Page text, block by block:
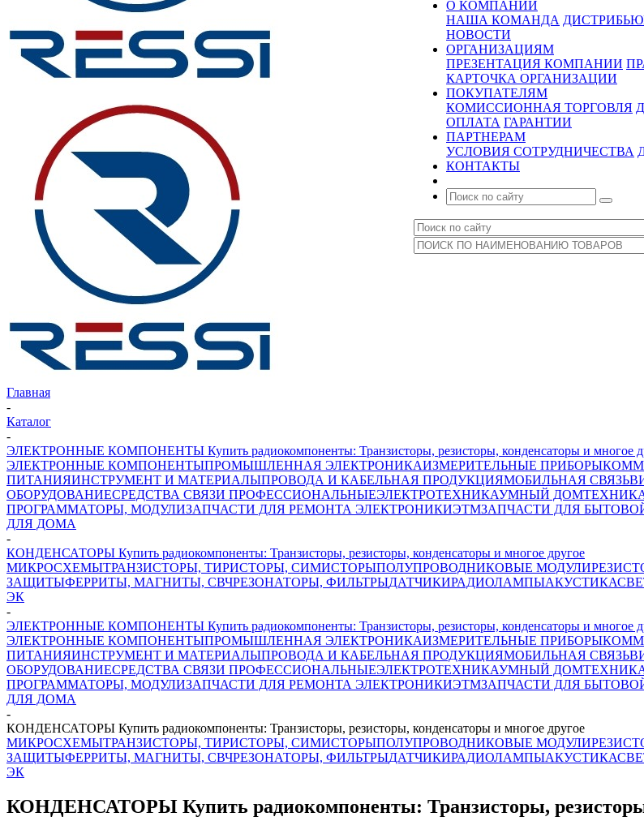
О КОМПАНИИ
НАША КОМАНДА
НОВОСТИ
ОРГАНИЗАЦИЯМ
ПРЕЗЕНТАЦИЯ КОМПАНИИ
КАРТОЧКА ОРГАНИЗАЦИИ
ПОКУПАТЕЛЯМ
КОМИССИОННАЯ ТОРГОВЛЯ
ОПЛАТА ГАРАНТИИ
ПАРТНЕРАМ
УСЛОВИЯ СОТРУДНИЧЕСТВА
КОНТАКТЫ
Главная
-
Каталог
-
ЭЛЕКТРОННЫЕ КОМПОНЕНТЫ Купить радиокомпоненты: Транзисторы, резисторы, конденсаторы и многое
ЭЛЕКТРОННЫЕ КОМПОНЕНТЫПРОМЫШЛЕННАЯ ЭЛЕКТРОНИКАИЗМЕРИТЕЛЬНЫЕ ПРИБОРЫ
ПИТАНИЯИНСТРУМЕНТ И МАТЕРИАЛЫПРОВОДА И КАБЕЛЬНАЯ ПРОДУКЦИЯМОБИЛЬНАЯ СВЯЗЬ
ОБОРУДОВАНИЕСРЕДСТВА СВЯЗИ ПРОФЕССИОНАЛЬНЫЕЭЛЕКТРОТЕХНИКАУМНЫЙ ДОМ
ПРОГРАММАТОРЫ, МОДУЛИЗАПЧАСТИ ДЛЯ РЕМОНТА ЭЛЕКТРОНИКИЭТМЗАПЧАСТИ ДЛЯ
ДЛЯ ДОМА
-
КОНДЕНСАТОРЫ Купить радиокомпоненты: Транзисторы, резисторы, конденсаторы и многое другое
МИКРОСХЕМЫТРАНЗИСТОРЫ, ТИРИСТОРЫ, СИМИСТОРЫПОЛУПРОВОДНИКОВЫЕ МОДУЛИ
ЗАЩИТЫФЕРРИТЫ, МАГНИТЫ, СВЧРЕЗОНАТОРЫ, ФИЛЬТРЫДАТЧИКИРАДИОЛАМПЫАКУСТИКА
ЭК
-
ЭЛЕКТРОННЫЕ КОМПОНЕНТЫ Купить радиокомпоненты: Транзисторы, резисторы, конденсаторы и многое
ЭЛЕКТРОННЫЕ КОМПОНЕНТЫПРОМЫШЛЕННАЯ ЭЛЕКТРОНИКАИЗМЕРИТЕЛЬНЫЕ ПРИБОРЫ
ПИТАНИЯИНСТРУМЕНТ И МАТЕРИАЛЫПРОВОДА И КАБЕЛЬНАЯ ПРОДУКЦИЯМОБИЛЬНАЯ СВЯЗЬ
ОБОРУДОВАНИЕСРЕДСТВА СВЯЗИ ПРОФЕССИОНАЛЬНЫЕЭЛЕКТРОТЕХНИКАУМНЫЙ ДОМ
ПРОГРАММАТОРЫ, МОДУЛИЗАПЧАСТИ ДЛЯ РЕМОНТА ЭЛЕКТРОНИКИЭТМЗАПЧАСТИ ДЛЯ
ДЛЯ ДОМА
-
КОНДЕНСАТОРЫ Купить радиокомпоненты: Транзисторы, резисторы, конденсаторы и многое другое
МИКРОСХЕМЫТРАНЗИСТОРЫ, ТИРИСТОРЫ, СИМИСТОРЫПОЛУПРОВОДНИКОВЫЕ МОДУЛИ
ЗАЩИТЫФЕРРИТЫ, МАГНИТЫ, СВЧРЕЗОНАТОРЫ, ФИЛЬТРЫДАТЧИКИРАДИОЛАМПЫАКУСТИКА
ЭК
КОНДЕНСАТОРЫ Купить радиокомпоненты: Транзисторы, резисторы,